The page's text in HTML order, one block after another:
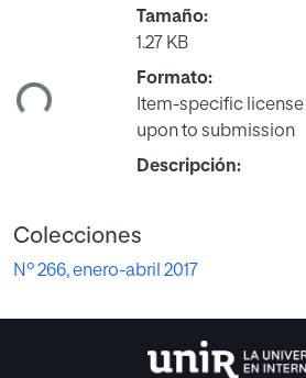
Tamaño:
1.27 KB
Formato:
Item-specific license
upon to submission
Descripción:
Colecciones
Nº 266, enero-abril 2017